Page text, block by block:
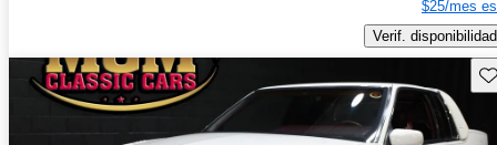
$25/mes
Verif. disponibilidad